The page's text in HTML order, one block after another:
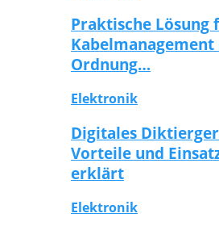
Praktische Lösung
Ordnung…
Elektronik
Digitales
Vorteile und
erklärt
Elektronik